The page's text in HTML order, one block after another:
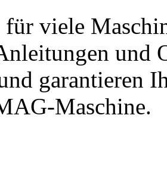
für viele
und
garantieren
Maschine.